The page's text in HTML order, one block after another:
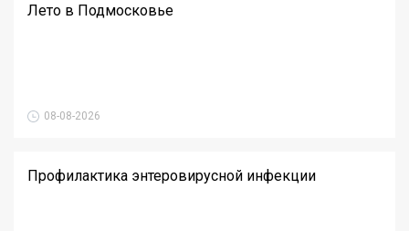
Лето в Подмосковье
08-08-2026
Профилактика энтеровирусной инфекции